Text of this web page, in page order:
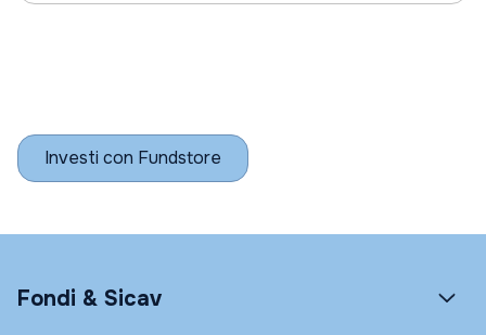
Investi con Fundstore
Fondi & Sicav